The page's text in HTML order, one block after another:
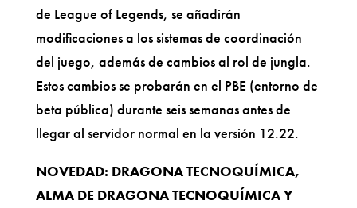
de League of Legends, se añadirán
modificaciones a los sistemas de coordinación
del juego, además de cambios al rol de jungla.
Estos cambios se probarán en el PBE (entorno de
beta pública) durante seis semanas antes de
llegar al servidor normal en la versión 12.22.
NOVEDAD: DRAGONA TECNOQUÍMICA,
ALMA DE DRAGONA TECNOQUÍMICA Y